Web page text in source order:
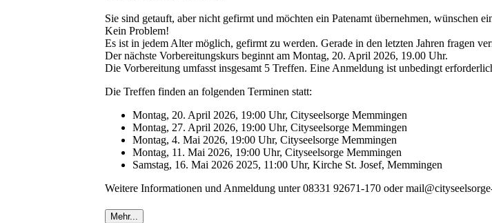
Sie sind getauft, aber nicht gefirmt und möchten ein Patenamt übernehmen, wünschen
Kein Problem!
Es ist in jedem Alter möglich, gefirmt zu werden. Gerade in den letzten Jahren fragen
Der nächste Vorbereitungskurs beginnt am Montag, 20. April 2026, 19.00 Uhr.
Die Vorbereitung umfasst insgesamt 5 Treffen. Eine Anmeldung ist unbedingt
Die Treffen finden an folgenden Terminen statt:
Montag, 20. April 2026, 19:00 Uhr, Cityseelsorge Memmingen
Montag, 27. April 2026, 19:00 Uhr, Cityseelsorge Memmingen
Montag, 4. Mai 2026, 19:00 Uhr, Cityseelsorge Memmingen
Montag, 11. Mai 2026, 19:00 Uhr, Cityseelsorge Memmingen
Samstag, 16. Mai 2026 2025, 11:00 Uhr, Kirche St. Josef, Memmingen
Weitere Informationen und Anmeldung unter 08331 92671-170 oder
Mehr...